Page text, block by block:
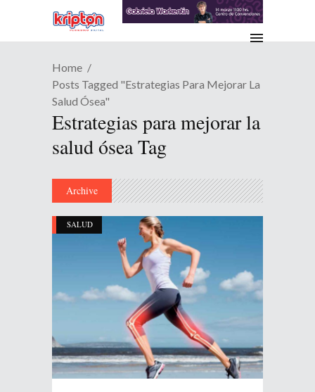
Home
Posts Tagged "Estrategias Para Mejorar La
Salud Ósea"
Estrategias para mejorar la
salud ósea Tag
Archive
SALUD